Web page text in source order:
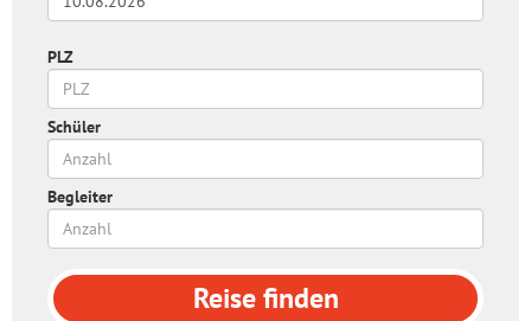
PLZ
Schüler
Begleiter
Reisefinden